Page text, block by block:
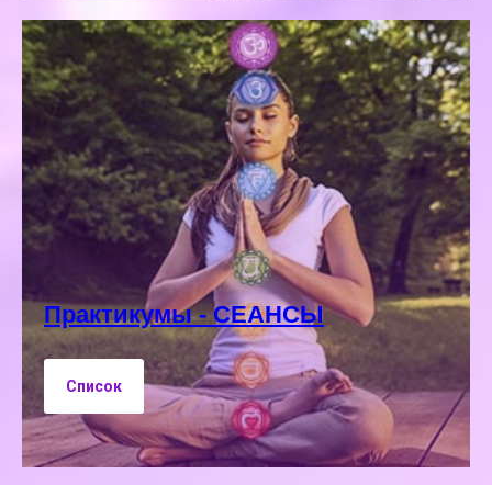
Практикумы - СЕАНСЫ
Список